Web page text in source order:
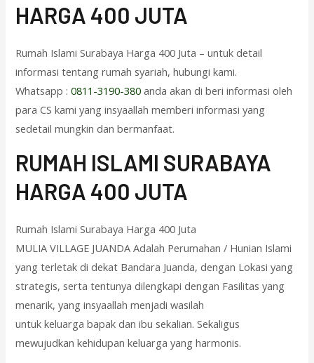
HARGA 400 JUTA
Rumah Islami Surabaya Harga 400 Juta – untuk detail
informasi tentang rumah syariah, hubungi kami.
Whatsapp :0811-3190-380 anda akan di beri informasi oleh
para CS kami yang insyaallah memberi informasi yang
sedetail mungkin dan bermanfaat.
RUMAH ISLAMI SURABAYA
HARGA 400 JUTA
Rumah Islami Surabaya Harga 400 Juta
MULIA VILLAGE JUANDA Adalah Perumahan / Hunian Islami
yang terletak di dekat Bandara Juanda, dengan Lokasi yang
strategis, serta tentunya dilengkapi dengan Fasilitas yang
menarik, yang insyaallah menjadi wasilah
untuk keluarga bapak dan ibu sekalian. Sekaligus
mewujudkan kehidupan keluarga yang harmonis.